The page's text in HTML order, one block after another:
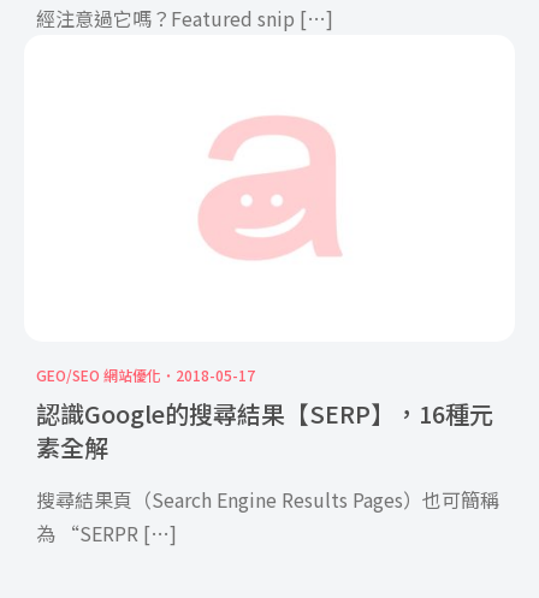
經注意過它嗎？Featured snip […]
GEO/SEO 網站優化 2018-05-17
認識Google的搜尋結果【SERP】，16種元
素全解
搜尋結果頁（Search Engine Results Pages）也可簡稱
為 “SERPR […]